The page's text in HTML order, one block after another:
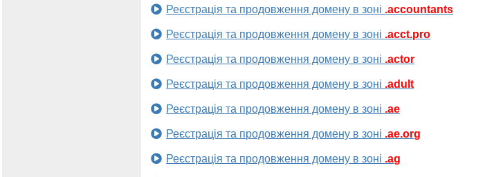
Реєстрація та продовження домену в зоні .accountants
Реєстрація та продовження домену в зоні .acct.pro
Реєстрація та продовження домену в зоні .actor
Реєстрація та продовження домену в зоні .adult
Реєстрація та продовження домену в зоні .ae
Реєстрація та продовження домену в зоні .ae.org
Реєстрація та продовження домену в зоні .ag